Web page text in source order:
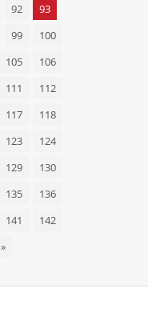
92
93
99
100
105
106
111
112
117
118
123
124
129
130
135
136
141
142
»